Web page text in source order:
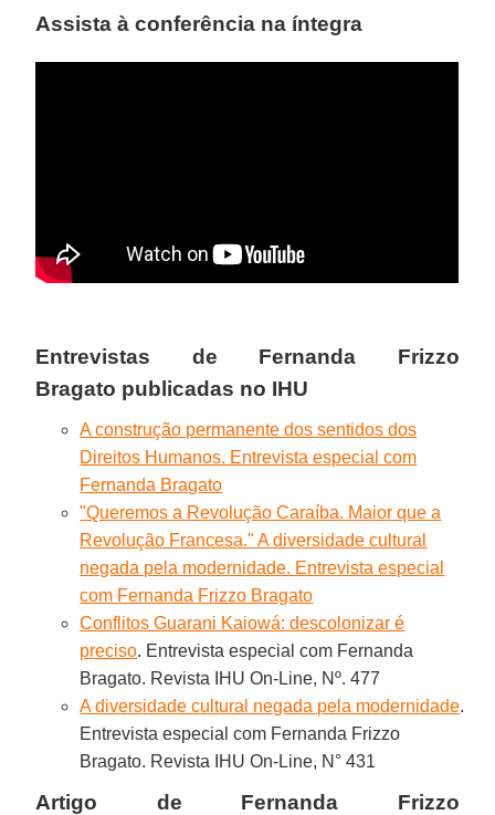
Assista à conferência na íntegra
Entrevistas de Fernanda Frizzo
Bragato publicadas no IHU
A construção permanente dos sentidos dos
Direitos Humanos. Entrevista especial com
Fernanda Bragato
"Queremos a Revolução Caraíba. Maior que a
Revolução Francesa." A diversidade cultural
negada pela modernidade. Entrevista especial
com Fernanda Frizzo Bragato
Conflitos Guarani Kaiowá: descolonizar é
preciso. Entrevista especial com Fernanda
Bragato. Revista IHU On-Line, Nº. 477
A diversidade cultural negada pela modernidade.
Entrevista especial com Fernanda Frizzo
Bragato. Revista IHU On-Line, N° 431
Artigo de Fernanda Frizzo